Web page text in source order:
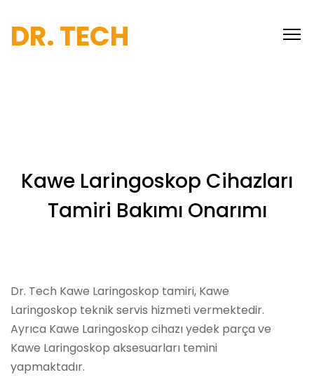
DR. TECH
Kawe Laringoskop Cihazları
Tamiri Bakımı Onarımı
Dr. Tech Kawe Laringoskop tamiri, Kawe
Laringoskop teknik servis hizmeti vermektedir.
Ayrıca Kawe Laringoskop cihazı yedek parça ve
Kawe Laringoskop aksesuarları temini
yapmaktadır.